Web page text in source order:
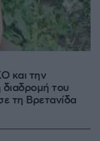
και την
διαδρομή του
τη Βρετανίδα